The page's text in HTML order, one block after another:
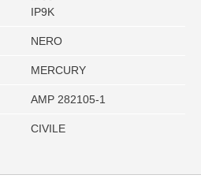
IP9K
NERO
MERCURY
AMP 282105-1
CIVILE